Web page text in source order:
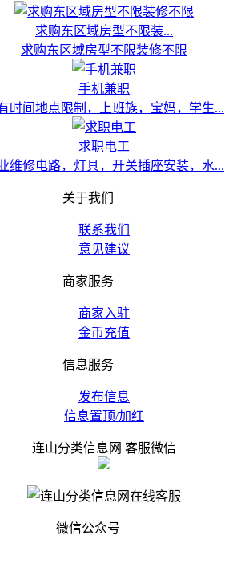
求购东区域房型不限装...
求购东区域房型不限装修不限
手机兼职
时间地点限制，上班族，宝妈，学生...
求职电工
维修电路，灯具，开关插座安装，水...
关于我们
联系我们
意见建议
商家服务
商家入驻
金币充值
信息服务
发布信息
信息置顶/加红
连山分类信息网 客服微信
微信公众号